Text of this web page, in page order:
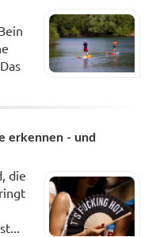
erkennen - und
die